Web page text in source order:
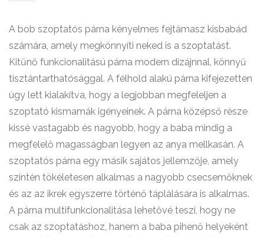
A bob szoptatós párna kényelmes fejtámasz kisbabád
számára, amely megkönnyíti neked is a szoptatást.
Kitűnő funkcionalitású párna modern dizájnnal, könnyű
tisztántarthatósággal. A félhold alakú párna kifejezetten
úgy lett kialakítva, hogy a legjobban megfeleljen a
szoptató kismamák igényeinek. A párna középső része
kissé vastagabb és nagyobb, hogy a baba mindig a
megfelelő magasságban legyen az anya mellkasán. A
szoptatós párna egy másik sajátos jellemzője, amely
szintén tökéletesen alkalmas a nagyobb csecsemőknek
és az az ikrek egyszerre történő táplálására is alkalmas.
A párna multifunkcionalitása lehetővé teszi, hogy ne
csak az szoptatáshoz, hanem a baba pihenő helyeként